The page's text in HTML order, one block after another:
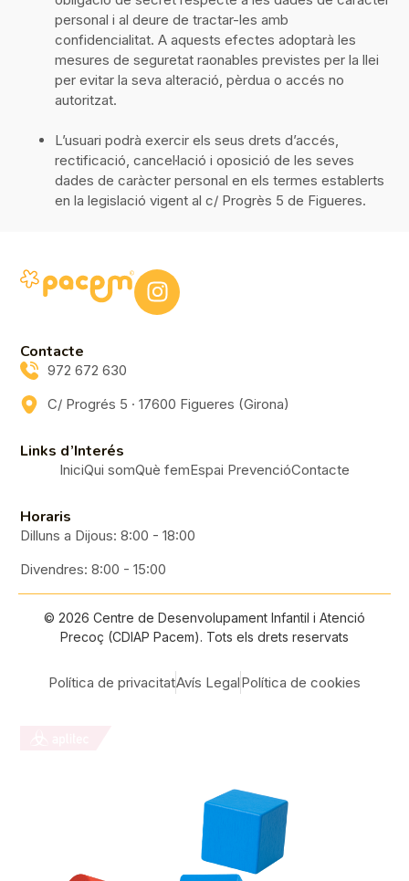
personal i al deure de tractar-les amb
confidencialitat. A aquests efectes adoptarà les
mesures de seguretat raonables previstes per la llei
per evitar la seva alteració, pèrdua o accés no
autoritzat.
L’usuari podrà exercir els seus drets d’accés,
rectificació, cancel·lació i oposició de les seves
dades de caràcter personal en els termes establerts
en la legislació vigent al c/ Progrès 5 de Figueres.
Contacte
972 672 630
C/ Progrés 5 · 17600 Figueres (Girona)
Links d’Interés
IniciQui somQuè femEspai PrevencióContacte
Horaris
Dilluns a Dijous: 8:00 - 18:00
Divendres: 8:00 - 15:00
© 2026 Centre de Desenvolupament Infantil i Atenció
Precoç (CDIAP Pacem). Tots els drets reservats
Política de privacitatAvís LegalPolítica de cookies